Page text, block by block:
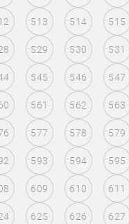
513 514 515
529 530 531
545 546 547
561 562 563
577 578 579
593 594 595
609 610 611
625 626 627